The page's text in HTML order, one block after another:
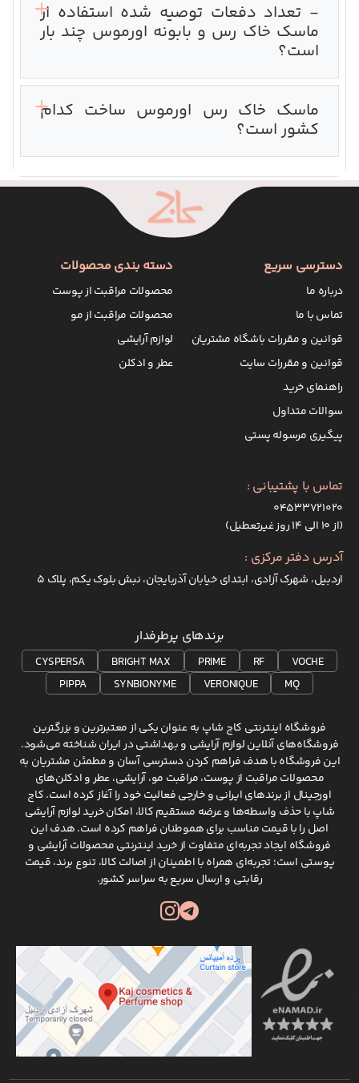
- تعداد دفعات توصیه شده استفاده از
ماسک خاک رس و بابونه اورموس چند بار
است؟‌
ماسک خاک رس اورموس ساخت کدام
کشور است؟
دسترسی سریع
درباره ما
تماس با ما
قوانین و مقررات باشگاه مشتریان
قوانین و مقررات سایت
راهنمای خرید
سوالات متداول
پیگیری مرسوله پستی
دسته بندی محصولات
محصولات مراقبت از پوست
محصولات مراقبت از مو
لوازم آرایشی
عطر و ادکلن
تماس با پشتیبانی :
۰۴۵۳۳۷۲۱۰۲۰
(از ۱۰ الی ۱۴ روز غیرتعطیل)
آدرس دفتر مرکزی :
اردبیل، شهرک آزادی، ابتدای خیابان آذربایجان، نبش بلوک یکم، پلاک 5
برندهای پرطرفدار
VOCHE
RF
PRIME
BRIGHT MAX
CYSPERSA
MQ
VERONIQUE
SYNBIONYME
PIPPA
فروشگاه اینترنتی کاج شاپ به عنوان یکی از معتبرترین و بزرگترین
فروشگاه‌های آنلاین لوازم آرایشی و بهداشتی در ایران شناخته می‌شود.
این فروشگاه با هدف فراهم کردن دسترسی آسان و مطمئن مشتریان به
محصولات مراقبت از پوست، مراقبت مو، آرایشی، عطر و ادکلن‌های
اورجینال از برندهای ایرانی و خارجی فعالیت خود را آغاز کرده است. کاج
شاپ با حذف واسطه‌ها و عرضه مستقیم کالا، امکان خرید لوازم آرایشی
اصل را با قیمت مناسب برای هموطنان فراهم کرده است. هدف این
فروشگاه ایجاد تجربه‌ای متفاوت از خرید اینترنتی محصولات آرایشی و
پوستی است؛ تجربه‌ای همراه با اطمینان از اصالت کالا، تنوع برند، قیمت
رقابتی و ارسال سریع به سراسر کشور.